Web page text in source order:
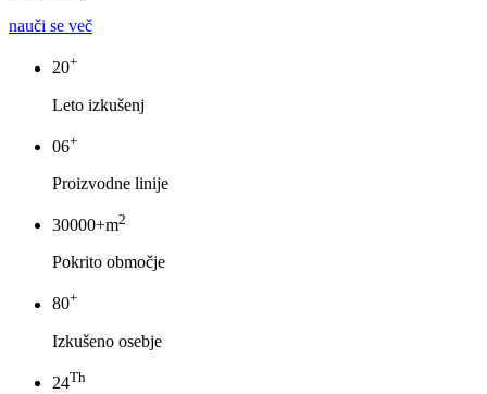
nauči se več
20+
Leto izkušenj
06+
Proizvodne linije
30000+m2
Pokrito območje
80+
Izkušeno osebje
24Th